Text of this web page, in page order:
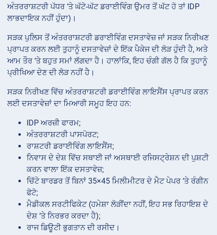
ਅੰਤਰਰਾਸ਼ਟਰੀ ਪੱਧਰ ‘ਤੇ ਘੱਟੋ-ਘੱਟ ਡਰਾਈਵਿੰਗ ਉਮਰ ਤੋਂ ਘੱਟ ਹੋ ਤਾਂ IDP
ਲਾਭਦਾਇਕ ਨਹੀਂ ਹੁੰਦਾ)।
ਸੜਕ ਪੁਲਿਸ ਤੋਂ ਅੰਤਰਰਾਸ਼ਟਰੀ ਡਰਾਈਵਿੰਗ ਦਸਤਾਵੇਜ਼ ਜਾਂ ਸੜਕ ਨਿਰੀਖਣ
ਪ੍ਰਾਪਤ ਕਰਨ ਲਈ ਤੁਹਾਨੂੰ ਦਸਤਾਵੇਜ਼ਾਂ ਦੇ ਇੱਕ ਪੈਕੇਜ ਦੀ ਲੋੜ ਹੁੰਦੀ ਹੈ, ਅਤੇ
ਆਮ ਤੌਰ ‘ਤੇ ਬਹੁਤ ਸਮਾਂ ਲੱਗਦਾ ਹੈ। ਹਾਲਾਂਕਿ, ਇਹ ਚੰਗੀ ਗੱਲ ਹੈ ਕਿ ਤੁਹਾਨੂੰ
ਪ੍ਰੀਖਿਆ ਦੇਣ ਦੀ ਲੋੜ ਨਹੀਂ ਹੈ।
ਸੜਕ ਨਿਰੀਖਣ ਵਿੱਚ ਅੰਤਰਰਾਸ਼ਟਰੀ ਡਰਾਈਵਿੰਗ ਲਾਇਸੈਂਸ ਪ੍ਰਾਪਤ ਕਰਨ
ਲਈ ਦਸਤਾਵੇਜ਼ਾਂ ਦਾ ਮਿਆਰੀ ਸਮੂਹ ਇਹ ਹਨ:
IDP ਅਰਜ਼ੀ ਫਾਰਮ;
ਅੰਤਰਰਾਸ਼ਟਰੀ ਪਾਸਪੋਰਟ;
ਰਾਸ਼ਟਰੀ ਡਰਾਈਵਿੰਗ ਲਾਇਸੈਂਸ;
ਨਿਵਾਸ ਦੇ ਦੇਸ਼ ਵਿੱਚ ਸਥਾਈ ਜਾਂ ਅਸਥਾਈ ਰਜਿਸਟ੍ਰੇਸ਼ਨ ਦੀ ਪੁਸ਼ਟੀ
ਕਰਨ ਵਾਲਾ ਇੱਕ ਦਸਤਾਵੇਜ਼;
ਚਿੱਟੇ ਬਾਰਡਰ ਤੋਂ ਬਿਨਾਂ 35×45 ਮਿਲੀਮੀਟਰ ਦੇ ਮੈਟ ਪੇਪਰ ‘ਤੇ ਰੰਗੀਨ
ਫੋਟੋ;
ਮੈਡੀਕਲ ਸਰਟੀਫਿਕੇਟ (ਹਮੇਸ਼ਾ ਲੋੜੀਂਦਾ ਨਹੀਂ, ਇਹ ਸਭ ਰਿਹਾਇਸ਼ ਦੇ
ਦੇਸ਼ ‘ਤੇ ਨਿਰਭਰ ਕਰਦਾ ਹੈ);
ਰਾਜ ਡਿਊਟੀ ਭੁਗਤਾਨ ਦੀ ਰਸੀਦ।